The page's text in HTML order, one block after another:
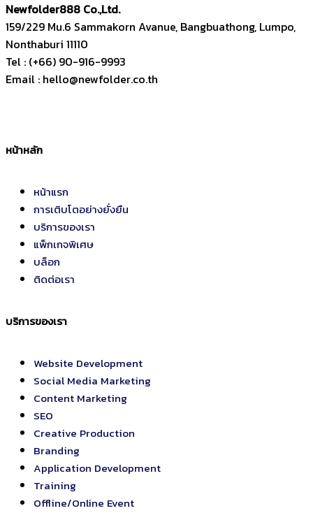
Newfolder888 Co.,Ltd.
159/229 Mu.6 Sammakorn Avanue, Bangbuathong, Lumpo,
Nonthaburi 11110
Tel : (+66) 90-916-9993
Email : hello@newfolder.co.th
หน้าหลัก
หน้าแรก
การเติบโตอย่างยั่งยืน
บริการของเรา
แพ็กเกจพิเศษ
บล็อก
ติดต่อเรา
บริการของเรา
Website Development
Social Media Marketing
Content Marketing
SEO
Creative Production
Branding
Application Development
Training
Offline/Online Event